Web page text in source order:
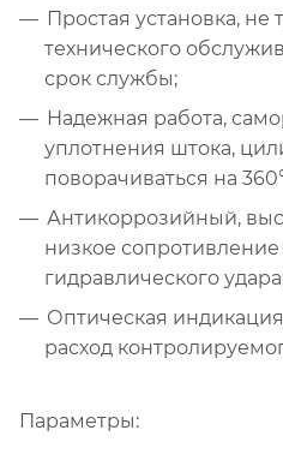
Простая установка,
технического
срок службы;
Надежная работа,
уплотнения штока,
поворачиваться на
Антикоррозийный,
низкое сопротивление
гидравлического
Оптическая
расход
Параметры: